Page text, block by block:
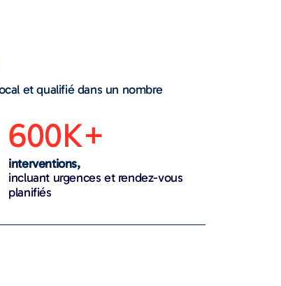
et qualifié dans un nombre
600K+
interventions,
incluant urgences et rendez-vous
planifiés